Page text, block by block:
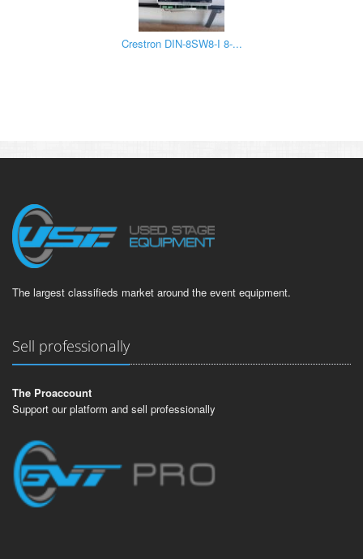
Crestron DIN-8SW8-I 8-...
The largest classifieds market around the event equipment.
Sell professionally
The Proaccount
Support our platform and sell professionally